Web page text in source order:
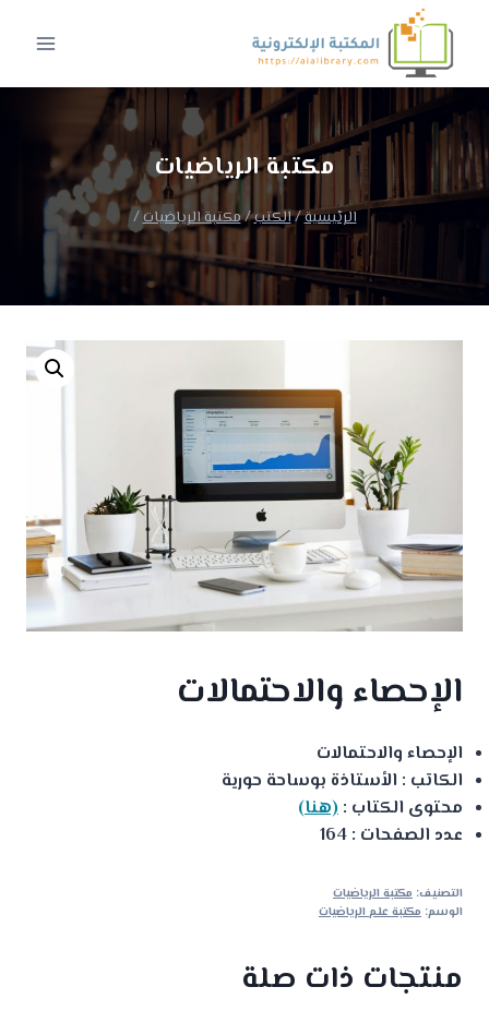
المحتوى
مكتبة الرياضيات
الرئيسية/الكتب/مكتبة الرياضيات/
الإحصاء والاحتمالات
الإحصاء والاحتمالات
الكاتب : الأستاذة بوساحة حورية
محتوى الكتاب : (هنا)
عدد الصفحات : 164
التصنيف: مكتبة الرياضيات
الوسم: مكتبة علم الرياضيات
منتجات ذات صلة